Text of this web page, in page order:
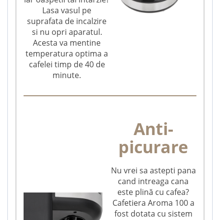
Lasa vasul pe
suprafata de incalzire
si nu opri aparatul.
Acesta va mentine
temperatura optima a
cafelei timp de 40 de
minute.
Anti-
picurare
Nu vrei sa astepti pana
cand intreaga cana
este plină cu cafea?
Cafetiera Aroma 100 a
fost dotata cu sistem